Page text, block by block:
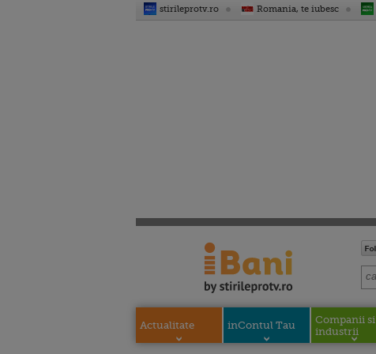
stirileprotv.ro Romania, te iubesc
Actualitate inContul Tau
Companii si
industrii